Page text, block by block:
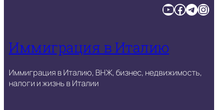
YouTube Facebook TelegramInstagram
Иммиграция в Италию
Иммиграция в Италию, ВНЖ, бизнес, недвижимость,
налоги и жизнь в Италии